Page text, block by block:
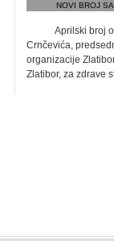
NOVI BROJ
Aprilski broj
Crnčevića,
organizacije
Zlatibor, za zdrave